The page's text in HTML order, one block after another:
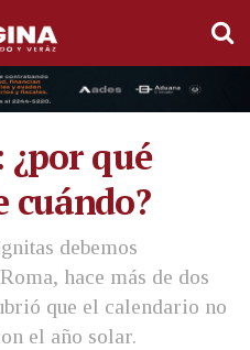
¿por qué
cuándo?
debemos
hace más de dos
que el calendario no
el año solar.